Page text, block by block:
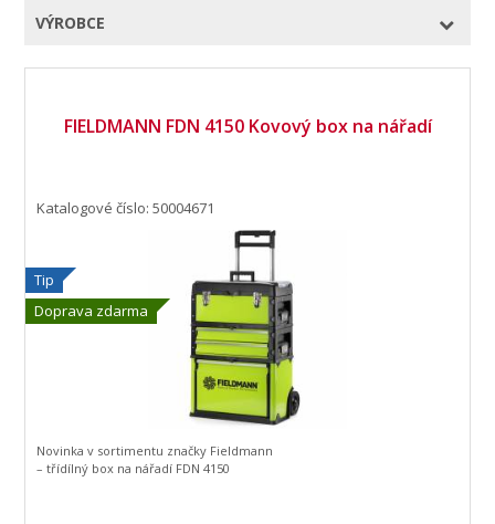
VÝROBCE
FIELDMANN FDN 4150 Kovový box na nářadí
Tip
Doprava zdarma
Katalogové číslo: 50004671
Novinka v sortimentu značky Fieldmann
– třídílný box na nářadí FDN 4150